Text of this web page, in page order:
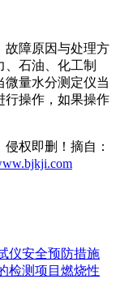
故障原因与处理方
石油、化工制
微量水分测定仪当
行操作，如果操作
权即删！摘自：
仪安全预防措施
检测项目燃烧性